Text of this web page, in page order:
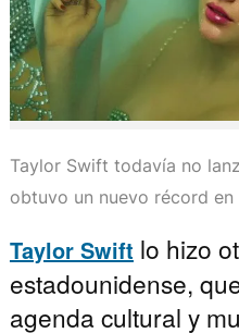
Taylor Swift todavía no
obtuvo un nuevo récord en
Taylor Swift lo hizo
estadounidense,
agenda cultural y